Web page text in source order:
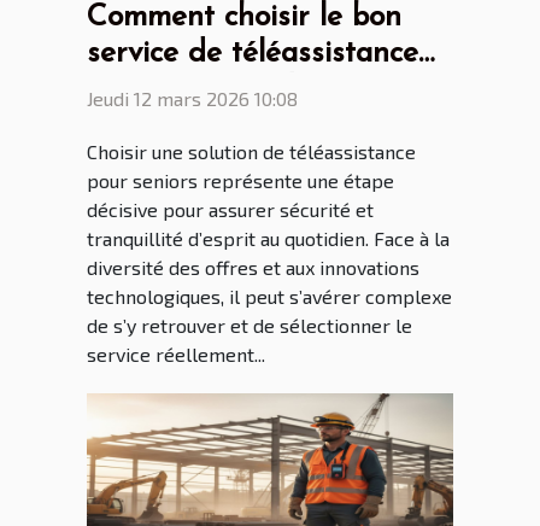
Comment choisir le bon
service de téléassistance
pour seniors adapté à vos
Jeudi 12 mars 2026 10:08
Choisir une solution de téléassistance
pour seniors représente une étape
décisive pour assurer sécurité et
tranquillité d’esprit au quotidien. Face à la
diversité des offres et aux innovations
technologiques, il peut s’avérer complexe
de s’y retrouver et de sélectionner le
service réellement...